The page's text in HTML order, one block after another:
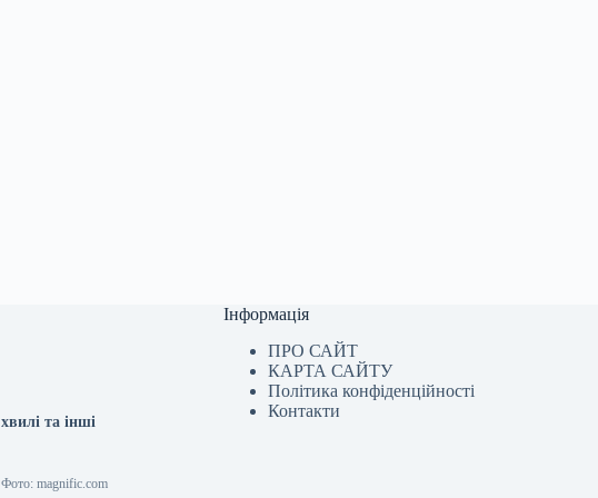
та інші
Фото: magnific.com
Інформація
ПРО САЙТ
КАРТА САЙТУ
Політика конфіденційності
Контакти